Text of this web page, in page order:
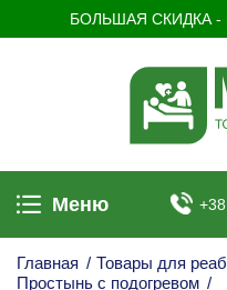
БОЛЬШАЯ СКИДКА
Меню
Главная / Товары для
Простынь с подогревом /